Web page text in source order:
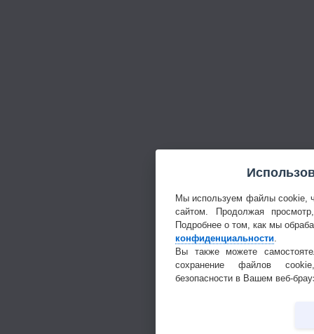
Мы используем файлы cookie,
сайтом. Продолжая
Подробнее о том, как мы
конфиденциальности
Вы также можете
сохранение файлов
безопасности в Вашем веб-